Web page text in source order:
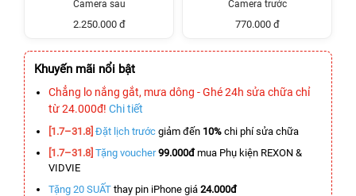
Camera sau
2.250.000 đ
Camera trước
770.000 đ
Khuyến mãi nổi bật
Chẳng lo nắng gắt, mưa dông - Ghé 24h sửa chữa chỉ
từ 24.000đ! Chi tiết
[1.7–31.8] Đặt lịch trước giảm đến 10% chi phí sửa chữa
[1.7–31.8] Tặng voucher 99.000đmua Phụ kiện REXON &
VIDVIE
Tặng 20 SUẤT thay pin iPhone giá 24.000đ